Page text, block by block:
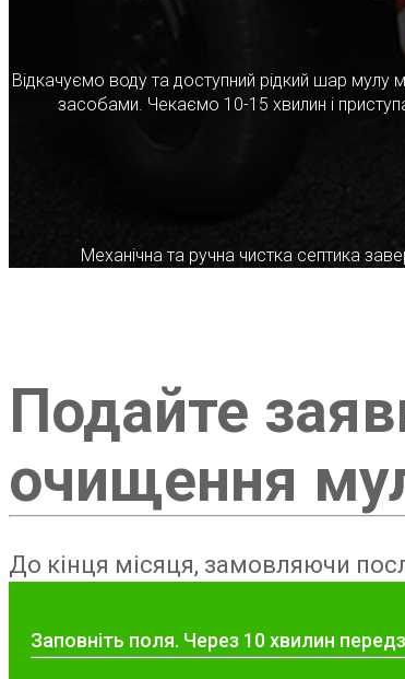
Відкачуємо воду та доступний рідкий шар
засобами. Чекаємо 10-15 хвилин і
Механічна та ручна чистка септика
Подайте
очищення
До кінця місяця, замовляючи
Заповніть поля. Через 10 хвилин